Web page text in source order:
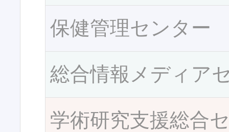
保健管理センター
総合情報メディア
学術研究支援総合